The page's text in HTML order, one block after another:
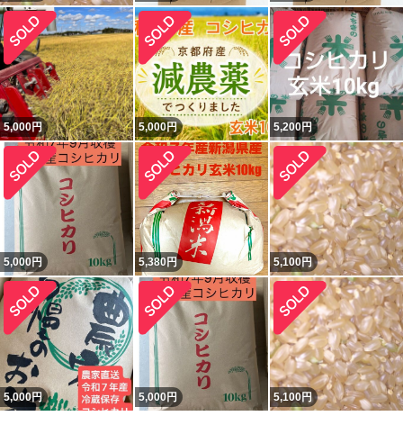
5,000円 5,000円 5,200円
5,000円 5,380円 5,100円
5,000円 5,000円 5,100円